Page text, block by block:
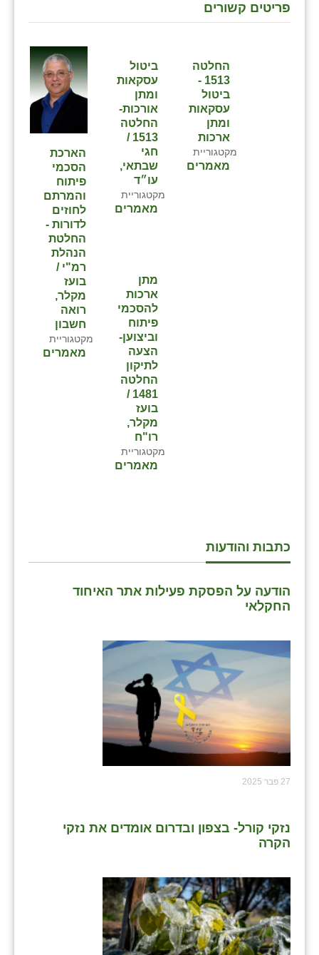
פריטים קשורים
הארכת
הסכמי
פיתוח
והמרתם
לחוזים
לדורות -
החלטת
הנהלת
רמ"י /
בועז
מקלר,
רואה
חשבון
מקטגוריית
מאמרים
ביטול
עסקאות
ומתן
אורכות-
החלטה
1513 /
חגי
שבתאי,
עו״ד
מקטגוריית
מאמרים
החלטה
1513 -
ביטול
עסקאות
ומתן
ארכות
מקטגוריית
מאמרים
מתן
ארכות
להסכמי
פיתוח
וביצוען-
הצעה
לתיקון
החלטה
1481 /
בועז
מקלר,
רו"ח
מקטגוריית
מאמרים
כתבות והודעות
הודעה על הפסקת פעילות אתר האיחוד
החקלאי
27 פבר 2025
נזקי קורל- בצפון ובדרום אומדים את נזקי
הקרה